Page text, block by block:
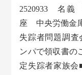
2520933 名義
座 中央労働
失踪者問題調
ンパで領収書の
定失踪者家族